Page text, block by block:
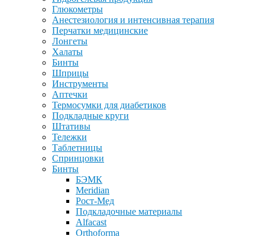
Глюкометры
Анестезиология и интенсивная терапия
Перчатки медицинские
Лонгеты
Халаты
Бинты
Шприцы
Инструменты
Аптечки
Термосумки для диабетиков
Подкладные круги
Штативы
Тележки
Таблетницы
Спринцовки
Бинты
БЭМК
Meridian
Рост-Мед
Подкладочные материалы
Alfacast
Orthoforma